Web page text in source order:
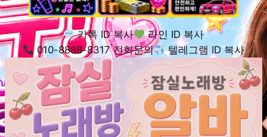
카톡 ID 복사
라인 ID 복사
010-8888-8317 전화문의
텔레그램 ID 복사